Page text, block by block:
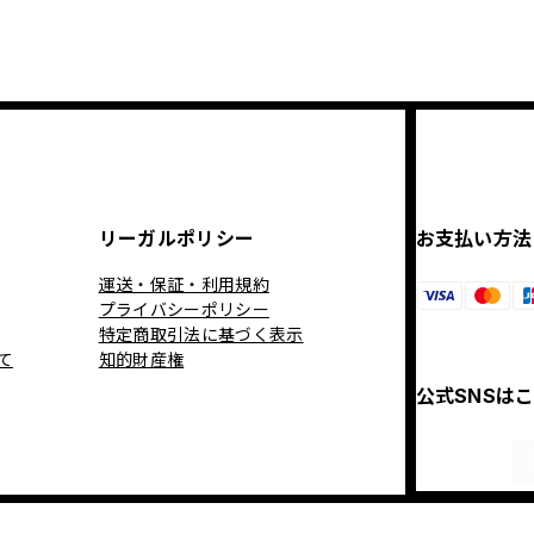
リーガルポリシー
運送・保証・利用規約
プライバシーポリシー
特定商取引法に基づく表示
知的財産権
お支払い方法
公式SNSは